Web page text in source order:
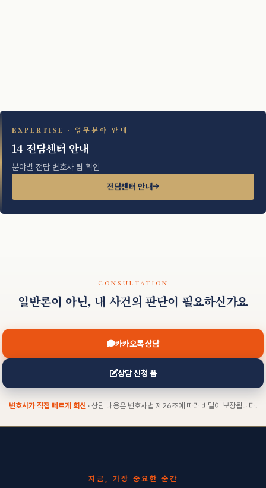
EXPERTISE · 업무분야 안내
14 전담센터 안내
분야별 전담 변호사 팀 확인
전담센터 안내
CONSULTATION
일반론이 아닌, 내 사건의 판단이 필요하신가요
카카오톡 상담
상담 신청 폼
변호사가 직접 빠르게 회신 · 상담 내용은 변호사법 제26조에 따라 비밀이 보장됩니다.
지금, 가장 중요한 순간